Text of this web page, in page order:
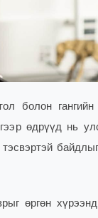
болон гангийн
өдрүүд нь
өргөн